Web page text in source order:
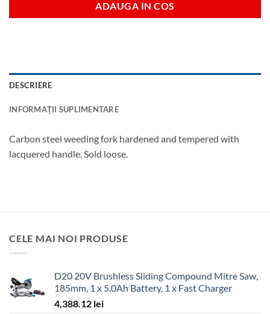
ADAUGA IN COS
DESCRIERE
INFORMAȚII SUPLIMENTARE
Carbon steel weeding fork hardened and tempered with
lacquered handle. Sold loose.
CELE MAI NOI PRODUSE
D20 20V Brushless Sliding Compound Mitre Saw,
185mm, 1 x 5.0Ah Battery, 1 x Fast Charger
4,388.12 lei